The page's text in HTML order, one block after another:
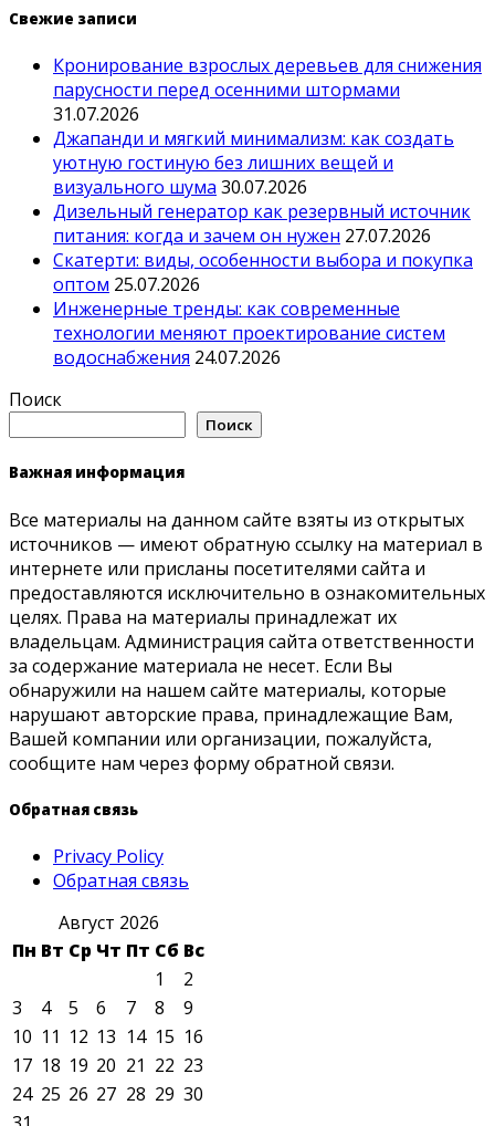
Свежие записи
Кронирование взрослых деревьев для снижения
парусности перед осенними штормами
31.07.2026
Джапанди и мягкий минимализм: как создать
уютную гостиную без лишних вещей и
визуального шума 30.07.2026
Дизельный генератор как резервный источник
питания: когда и зачем он нужен 27.07.2026
Скатерти: виды, особенности выбора и покупка
оптом 25.07.2026
Инженерные тренды: как современные
технологии меняют проектирование систем
водоснабжения 24.07.2026
Поиск
Поиск
Важная информация
Все материалы на данном сайте взяты из открытых
источников — имеют обратную ссылку на материал в
интернете или присланы посетителями сайта и
предоставляются исключительно в ознакомительных
целях. Права на материалы принадлежат их
владельцам. Администрация сайта ответственности
за содержание материала не несет. Если Вы
обнаружили на нашем сайте материалы, которые
нарушают авторские права, принадлежащие Вам,
Вашей компании или организации, пожалуйста,
сообщите нам через форму обратной связи.
Обратная связь
Privacy Policy
Обратная связь
Август 2026
Пн Вт Ср Чт Пт Сб Вс
1
2
3
4 5 6 7 8
9
10 11 12 13 14 15 16
17 18 19 20 21 22 23
24 25 26 27 28 29 30